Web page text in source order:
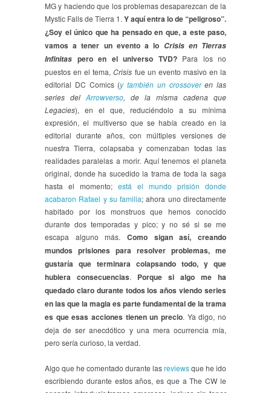
MG y haciendo que los problemas desaparezcan de la
Mystic Falls de Tierra 1.Y aquí entra lo de “peligroso”.
¿Soy el único que ha pensado en que, a este paso,
vamos a tener un evento a lo Crisis en Tierras
Infinitas pero en el universo TVD?Para los no
puestos en el tema,Crisis fue un evento masivo en la
editorial DC Comics (y también un crossoveren las
series delArrowverso, de la misma cadena que
Legacies), en el que, reduciéndolo a su mínima
expresión, el multiverso que se había creado en la
editorial durante años, con múltiples versiones de
nuestra Tierra, colapsaba y comenzaban todas las
realidades paralelas a morir. Aquí tenemos el planeta
original, donde ha sucedido la trama de toda la saga
hasta el momento; está el mundo prisión donde
acabaron Rafael y su familia; ahora uno directamente
habitado por los monstruos que hemos conocido
durante dos temporadas y pico; y no sé si se me
escapa alguno más. Como sigan así, creando
mundos prisiones para resolver problemas, me
gustaría que terminara colapsando todo, y que
hubiera consecuencias. Porque si algo me ha
quedado claro durante todos los años viendo series
en las que la magia es parte fundamental de la trama
es que esas acciones tienen un precio. Ya digo, no
deja de ser anecdótico y una mera ocurrencia mía,
pero sería curioso, la verdad.
Algo que he comentado durante lasreviewsque he ido
escribiendo durante estos años, es que a The CW le